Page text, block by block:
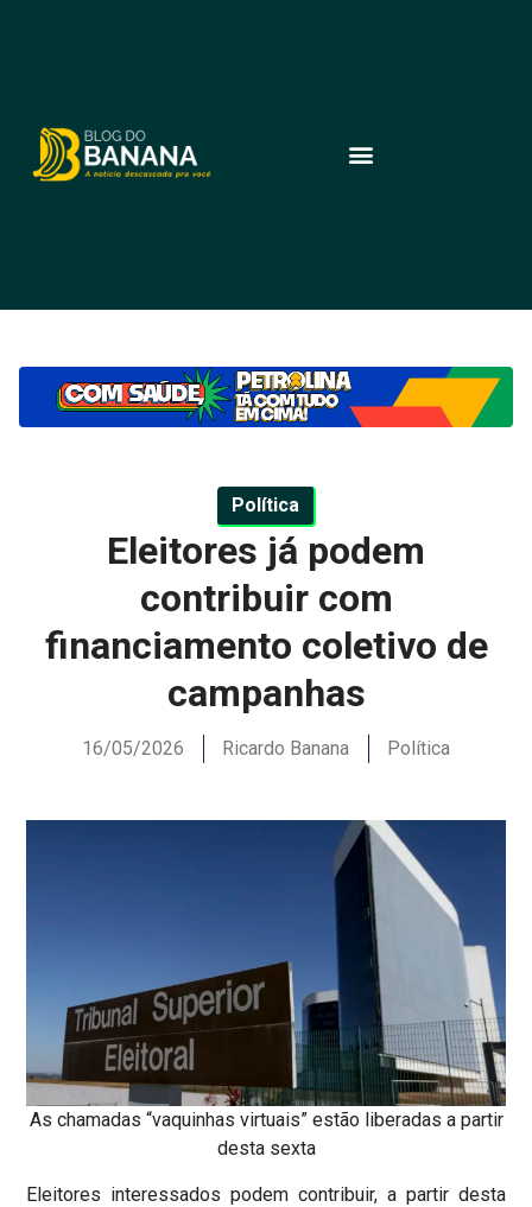
Política
Eleitores já podem
contribuir com
financiamento coletivo de
campanhas
16/05/2026 Ricardo Banana Política
As chamadas “vaquinhas virtuais” estão liberadas a partir
desta sexta
Eleitores interessados podem contribuir, a partir desta